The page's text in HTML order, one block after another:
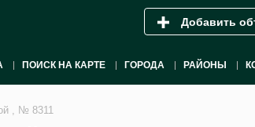
Добавить
ПОИСК НА КАРТЕ ГОРОДА РАЙОНЫ
, № 8311